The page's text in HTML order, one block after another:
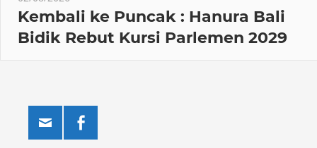
Kembali ke Puncak : Hanura Bali
Bidik Rebut Kursi Parlemen 2029